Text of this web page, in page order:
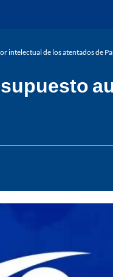
intelectual de los atentados de